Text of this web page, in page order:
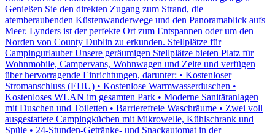
Genießen Sie den direkten Zugang zum Strand, die
atemberaubenden Küstenwanderwege und den Panoramablick aufs
Meer. Lynders ist der perfekte Ort zum Entspannen oder um den
Norden von County Dublin zu erkunden. Stellplätze für
Campingurlauber Unsere geräumigen Stellplätze bieten Platz für
Wohnmobile, Campervans, Wohnwagen und Zelte und verfügen
über hervorragende Einrichtungen, darunter: • Kostenloser
Stromanschluss (EHU) • Kostenlose Warmwasserduschen •
Kostenloses WLAN im gesamten Park • Moderne Sanitäranlagen
mit Duschen und Toiletten • Barrierefreie Waschräume • Zwei voll
ausgestattete Campingküchen mit Mikrowelle, Kühlschrank und
Spüle • 24-Stunden-Getränke- und Snackautomat in der